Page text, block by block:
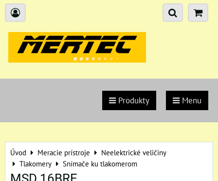
Produkty Menu
Úvod Meracie prístroje
Neelektrické veličiny
Tlakomery
Snímače ku tlakomerom